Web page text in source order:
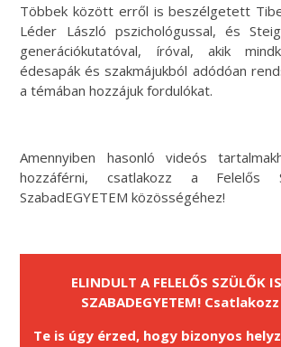
Többek között erről is beszélgetett
Léder László pszichológussal, és
generációkutatóval, íróval, akik
édesapák és szakmájukból adódóan
a témában hozzájuk fordulókat.
Amennyiben hasonló videós
hozzáférni, csatlakozz a Felelős
SzabadEGYETEM közösségéhez!
ELINDULT A FELELŐS SZÜLŐK
SZABADEGYETEM!
Te is úgy érzed, hogy bizonyos